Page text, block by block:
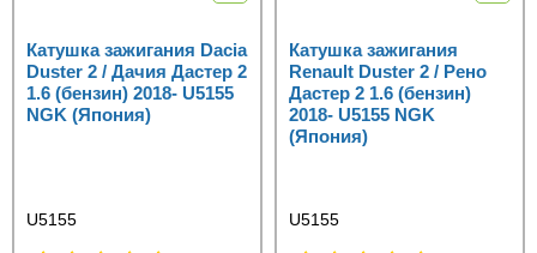
Катушка зажигания Dacia
Duster 2 / Дачия Дастер 2
1.6 (бензин) 2018- U5155
NGK (Япония)
U5155
Катушка зажигания
Renault Duster 2 / Рено
Дастер 2 1.6 (бензин)
2018- U5155 NGK
(Япония)
U5155